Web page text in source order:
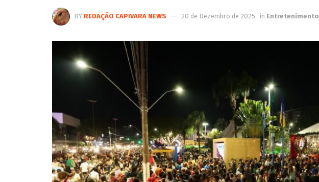
BY REDAÇÃO CAPIVARA NEWS 20 de Dezembro de 2025 in Entretenimento